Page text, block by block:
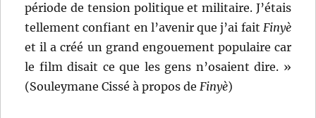
période de tension politique et militaire. J’étais
tellement confiant en l’avenir que j’ai fait Finyè
et il a créé un grand engouement populaire car
le film disait ce que les gens n’osaient dire. »
(Souleymane Cissé à propos deFinyè)